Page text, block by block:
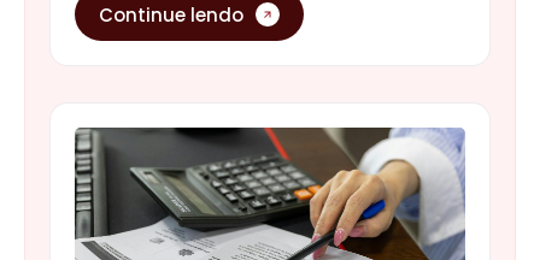
Continue lendo